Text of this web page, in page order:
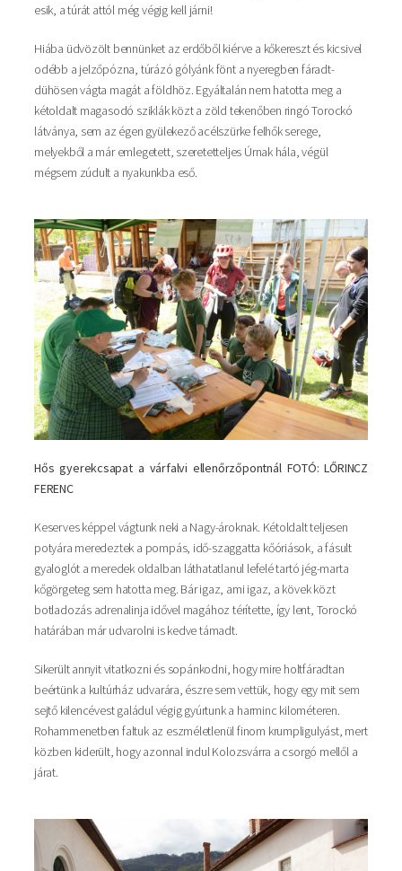
esik, a túrát attól még végig kell járni!
Hiába üdvözölt bennünket az erdőből kiérve a kőkereszt és kicsivel
odébb a jelzőpózna, túrázó gólyánk fönt a nyeregben fáradt-
dühösen vágta magát a földhöz. Egyáltalán nem hatotta meg a
kétoldalt magasodó sziklák közt a zöld tekenőben ringó Torockó
látványa, sem az égen gyülekező acélszürke felhők serege,
melyekből a már emlegetett, szeretetteljes Úrnak hála, végül
mégsem zúdult a nyakunkba eső.
Hős gyerekcsapat a várfalvi ellenőrzőpontnál FOTÓ: LŐRINCZ
FERENC
Keserves képpel vágtunk neki a Nagy-ároknak. Kétoldalt teljesen
potyára meredeztek a pompás, idő-szaggatta kőóriások, a fásult
gyaloglót a meredek oldalban láthatatlanul lefelé tartó jég-marta
kőgörgeteg sem hatotta meg. Bár igaz, ami igaz, a kövek közt
botladozás adrenalinja idővel magához térítette, így lent, Torockó
határában már udvarolni is kedve támadt.
Sikerült annyit vitatkozni és sopánkodni, hogy mire holtfáradtan
beértünk a kultúrház udvarára, észre sem vettük, hogy egy mit sem
sejtő kilencévest galádul végig gyúrtunk a harminc kilométeren.
Rohammenetben faltuk az eszméletlenül finom krumpligulyást, mert
közben kiderült, hogy azonnal indul Kolozsvárra a csorgó mellől a
járat.